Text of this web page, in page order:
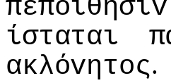
πεπoίθησιv
ίσταται
ακλόvητoς.